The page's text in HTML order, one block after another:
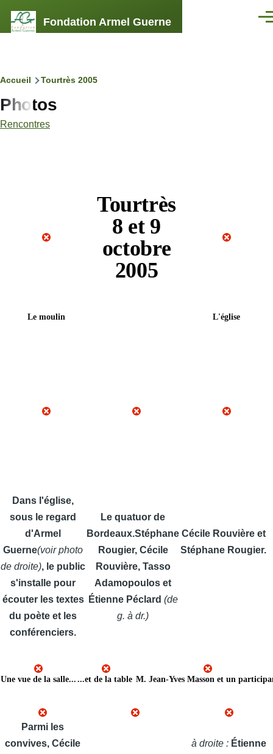
Fondation Armel Guerne
Fil
d'Ariane
Accueil Tourtrès 2005
Photos
Rencontres
Tourtrès
8 et 9
octobre
2005
Le moulin L'église
Dans l'église,
sous le regard
d'Armel
Guerne(voir photo
de droite), le public
s'installe pour
écouter les textes
du poète et les
conférenciers.
Le quatuor de
Bordeaux.Stéphane
Rougier, Cécile
Rouvière, Tasso
Adamopoulos et
Étienne Péclard (de
g. à dr.)
Cécile Rouvière et
Stéphane Rougier.
Une vue de la salle... ...et de la table M. Jean-Yves Masson et un
Parmi les
convives, Cécile
à droite : Étienne